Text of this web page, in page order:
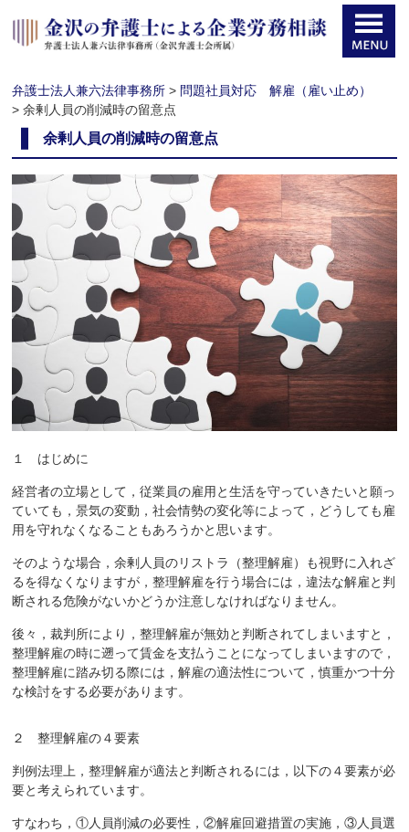
弁護士法人兼六法律事務所 > 問題社員対応 解雇（雇い止め）
>余剰人員の削減時の留意点
余剰人員の削減時の留意点
１ はじめに
経営者の立場として，従業員の雇用と生活を守っていきたいと願っ
ていても，景気の変動，社会情勢の変化等によって，どうしても雇
用を守れなくなることもあろうかと思います。
そのような場合，余剰人員のリストラ（整理解雇）も視野に入れざ
るを得なくなりますが，整理解雇を行う場合には，違法な解雇と判
断される危険がないかどうか注意しなければなりません。
後々，裁判所により，整理解雇が無効と判断されてしまいますと，
整理解雇の時に遡って賃金を支払うことになってしまいますので，
整理解雇に踏み切る際には，解雇の適法性について，慎重かつ十分
な検討をする必要があります。
２ 整理解雇の４要素
判例法理上，整理解雇が適法と判断されるには，以下の４要素が必
要と考えられています。
すなわち，①人員削減の必要性，②解雇回避措置の実施，③人員選